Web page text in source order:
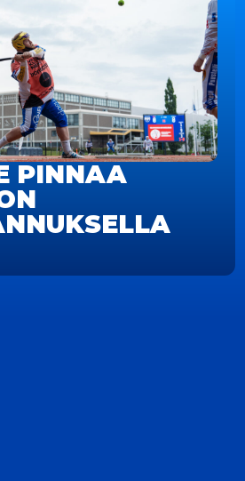
PINNAA